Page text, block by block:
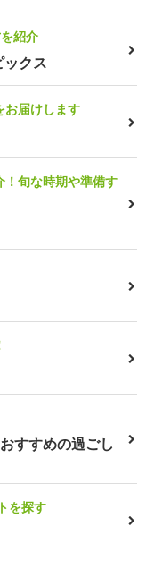
紹介
クス
お届けします
！旬な時期や準備す
すすめの過ごし
を探す